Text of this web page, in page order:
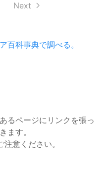
Next
百科事典で調べる。
るページにリンクを張っ
ます。
意ください。